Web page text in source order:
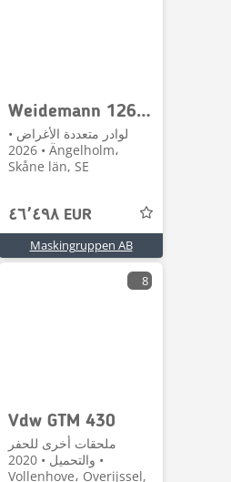
Weidemann 1260 LP
لوادر متعددة الأغراض •
2026 • Ängelholm،
Skåne län, SE
٤٦٬٤٩٨ EUR
Maskingruppen AB
8
Vdw GTM 430
ملحقات أخرى للحفر
والتحميل • 2020 •
Vollenhove، Overijssel,